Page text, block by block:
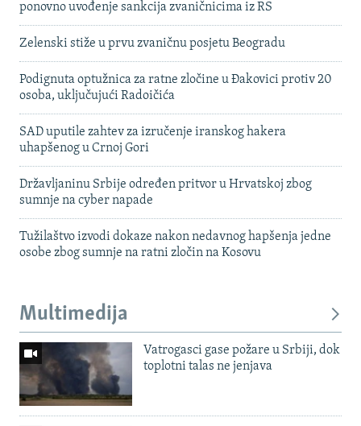
ponovno uvođenje sankcija zvaničnicima iz RS
Zelenski stiže u prvu zvaničnu posjetu Beogradu
Podignuta optužnica za ratne zločine u Đakovici protiv 20
osoba, uključujući Radoičića
SAD uputile zahtev za izručenje iranskog hakera
uhapšenog u Crnoj Gori
Državljaninu Srbije određen pritvor u Hrvatskoj zbog
sumnje na cyber napade
Tužilaštvo izvodi dokaze nakon nedavnog hapšenja jedne
osobe zbog sumnje na ratni zločin na Kosovu
Multimedija
Vatrogasci gase požare u Srbiji, dok
toplotni talas ne jenjava